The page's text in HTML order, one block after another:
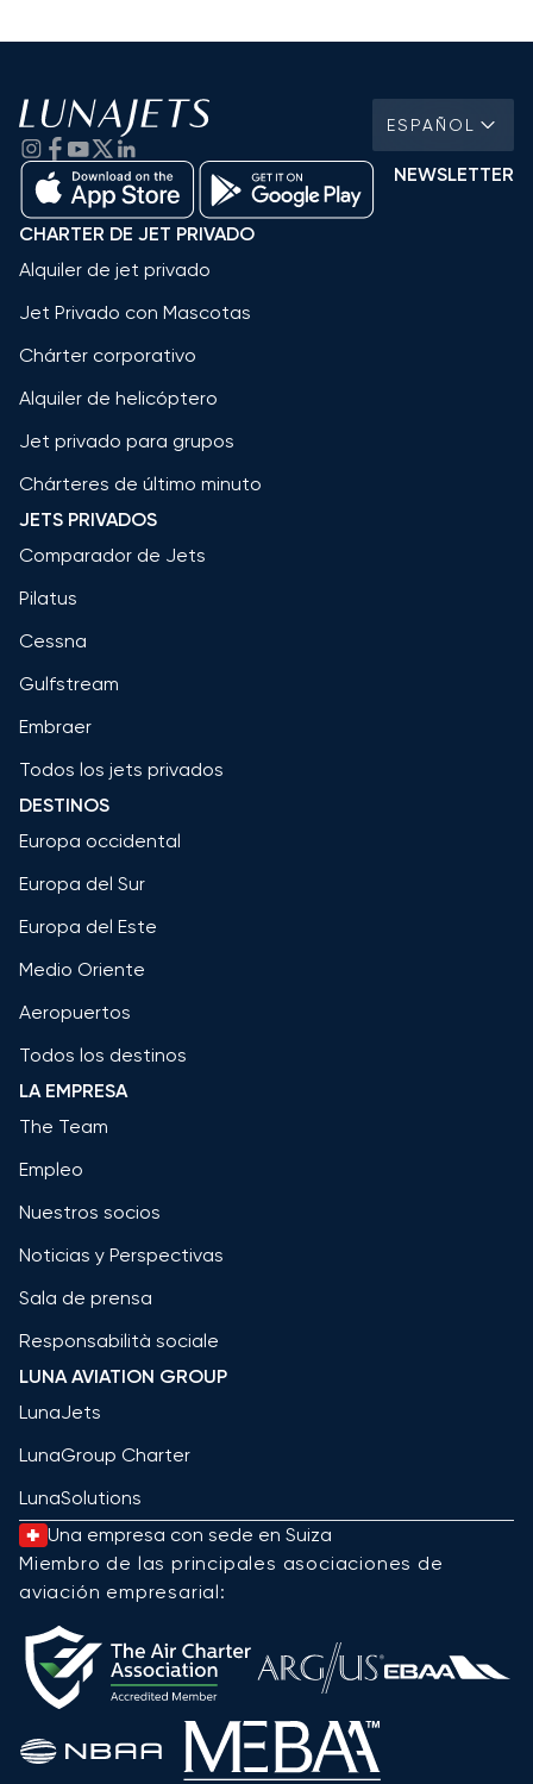
ESPAÑOL
NEWSLETTER
CHARTER DE JET PRIVADO
Alquiler de jet privado
Jet Privado con Mascotas
Chárter corporativo
Alquiler de helicóptero
Jet privado para grupos
Chárteres de último minuto
JETS PRIVADOS
Comparador de Jets
Pilatus
Cessna
Gulfstream
Embraer
Todos los jets privados
DESTINOS
Europa occidental
Europa del Sur
Europa del Este
Medio Oriente
Aeropuertos
Todos los destinos
LA EMPRESA
The Team
Empleo
Nuestros socios
Noticias y Perspectivas
Sala de prensa
Responsabilità sociale
LUNA AVIATION GROUP
LunaJets
LunaGroup Charter
LunaSolutions
Una empresa con sede en Suiza
Miembro de las principales asociaciones de
aviación empresarial: